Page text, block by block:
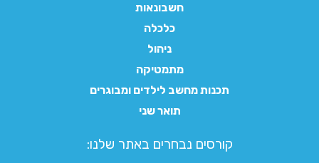
חשבונאות
כלכלה
ניהול
מתמטיקה
תכנות מחשב לילדים ומבוגרים
תואר שני
קורסים נבחרים באתר שלנו:​